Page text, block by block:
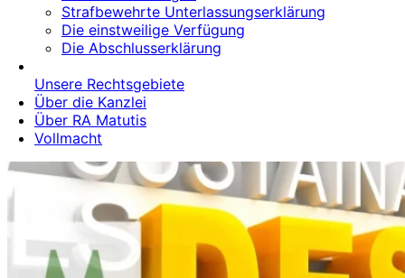
Strafbewehrte Unterlassungserklärung
Die einstweilige Verfügung
Die Abschlusserklärung
Unsere Rechtsgebiete
Über die Kanzlei
Über RA Matutis
Vollmacht